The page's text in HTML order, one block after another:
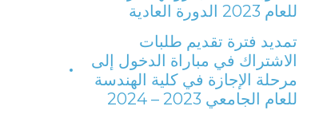
للعام 2023 الدورة العادية
تمديد فترة تقديم طلبات
الاشتراك في مباراة الدخول إلى
مرحلة الإجازة في كلية الهندسة
للعام الجامعي 2023 – 2024